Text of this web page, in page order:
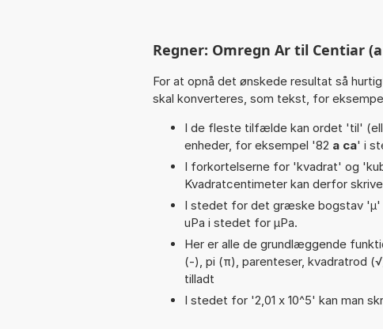
Regner: Omregn Ar til Centiar
For at opnå det ønskede resultat så
skal konverteres, som tekst, for
I de fleste tilfælde kan ordet 'til'
enheder, for eksempel '82 a ca' i
I forkortelserne for 'kvadrat' og
Kvadratcentimeter kan derfor
I stedet for det græske bogstav 'µ'
uPa i stedet for µPa.
Her er alle de grundlæggende
(-), pi (π), parenteser, kvadratrod
tilladt
I stedet for '2,01 x 10^5' kan man